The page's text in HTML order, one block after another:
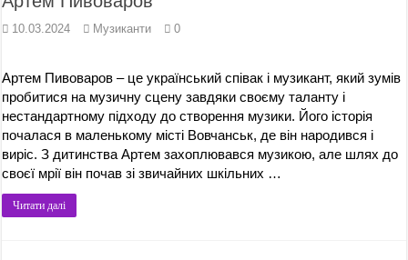
10.03.2024 Музиканти 0
Артем Пивоваров – це український співак і музикант, який зумів
пробитися на музичну сцену завдяки своєму таланту і
нестандартному підходу до створення музики. Його історія
почалася в маленькому місті Вовчанськ, де він народився і
виріс. З дитинства Артем захоплювався музикою, але шлях до
своєї мрії він почав зі звичайних шкільних …
Читати далі